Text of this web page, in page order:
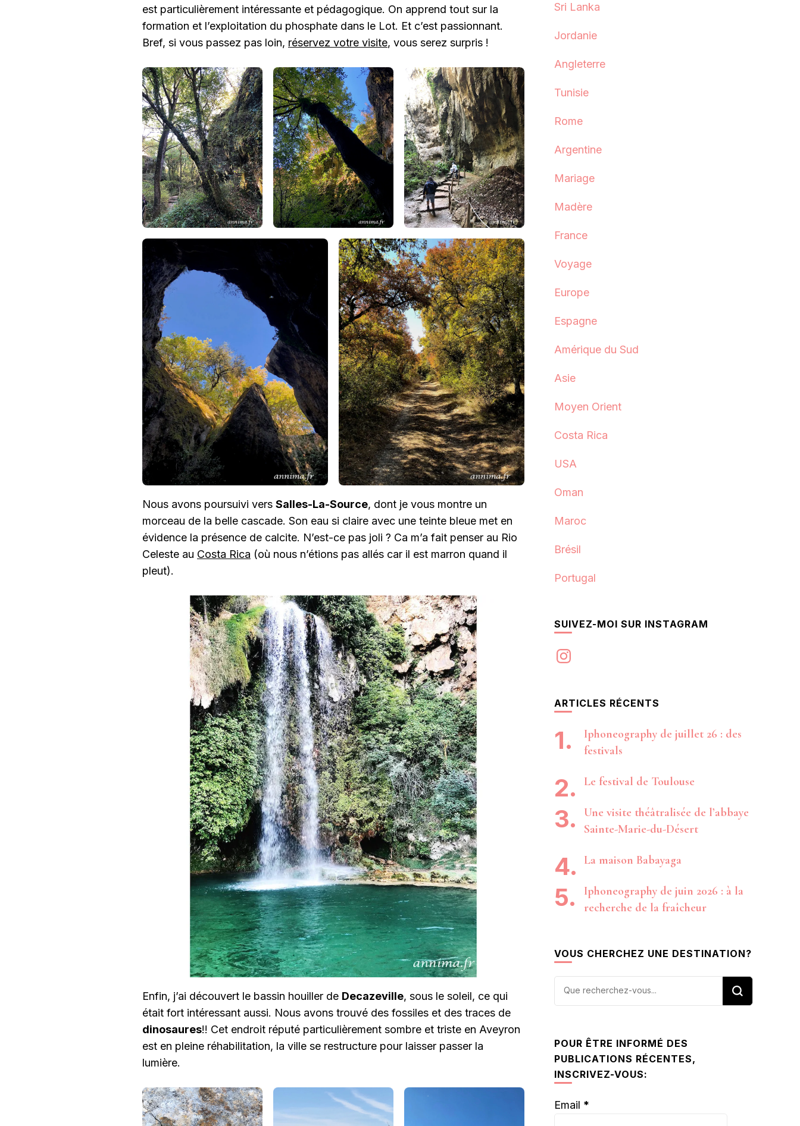
est particulièrement intéressante et pédagogique. On apprend tout sur la
formation et l’exploitation du phosphate dans le Lot. Et c’est passionnant.
Bref, si vous passez pas loin, réservez votre visite, vous serez surpris !
Nous avons poursuivi vers Salles-La-Source, dont je vous montre un
morceau de la belle cascade. Son eau si claire avec une teinte bleue met en
évidence la présence de calcite. N’est-ce pas joli ? Ca m’a fait penser au Rio
Celeste au Costa Rica (où nous n’étions pas allés car il est marron quand il
pleut).
Enfin, j’ai découvert le bassin houiller de Decazeville, sous le soleil, ce qui
était fort intéressant aussi. Nous avons trouvé des fossiles et des traces de
dinosaures!! Cet endroit réputé particulièrement sombre et triste en Aveyron
est en pleine réhabilitation, la ville se restructure pour laisser passer la
lumière.
Sri Lanka
Jordanie
Angleterre
Tunisie
Rome
Argentine
Mariage
Madère
France
Voyage
Europe
Espagne
Amérique du Sud
Asie
Moyen Orient
Costa Rica
USA
Oman
Maroc
Brésil
Portugal
SUIVEZ-MOI SUR INSTAGRAM
Instagram
ARTICLES RÉCENTS
Iphoneography de juillet 26 : des
festivals
Le festival de Toulouse
Une visite théâtralisée de l’abbaye
Sainte-Marie-du-Désert
La maison Babayaga
Iphoneography de juin 2026 : à la
recherche de la fraîcheur
VOUS CHERCHEZ UNE DESTINATION?
Vous
POUR ÊTRE INFORMÉ DES
PUBLICATIONS RÉCENTES,
INSCRIVEZ-VOUS:
Email *